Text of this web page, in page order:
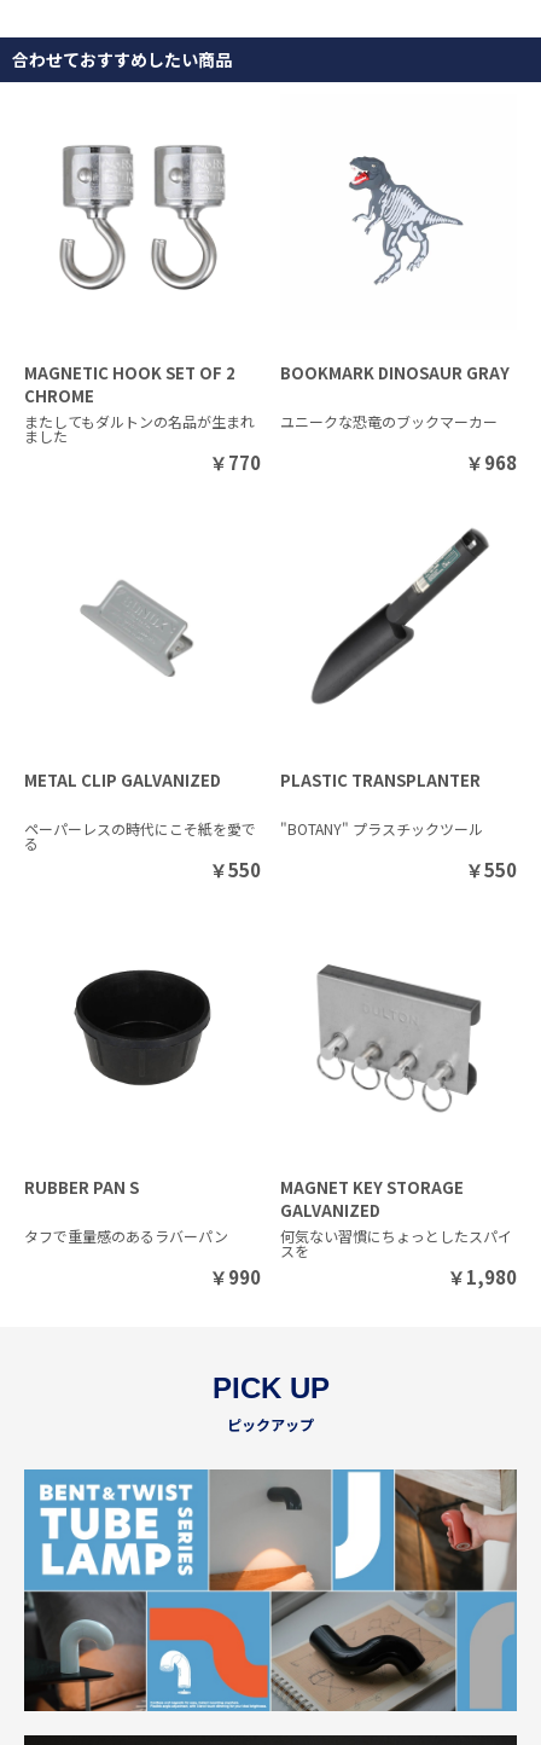
合わせておすすめしたい商品
MAGNETIC HOOK SET OF 2
CHROME
またしてもダルトンの名品が生まれ
ました
￥770
BOOKMARK DINOSAUR GRAY
ユニークな恐竜のブックマーカー
￥968
METAL CLIP GALVANIZED
ペーパーレスの時代にこそ紙を愛で
る
￥550
PLASTIC TRANSPLANTER
"BOTANY" プラスチックツール
￥550
RUBBER PAN S
タフで重量感のあるラバーパン
￥990
MAGNET KEY STORAGE
GALVANIZED
何気ない習慣にちょっとしたスパイ
スを
￥1,980
PICK UP
ピックアップ